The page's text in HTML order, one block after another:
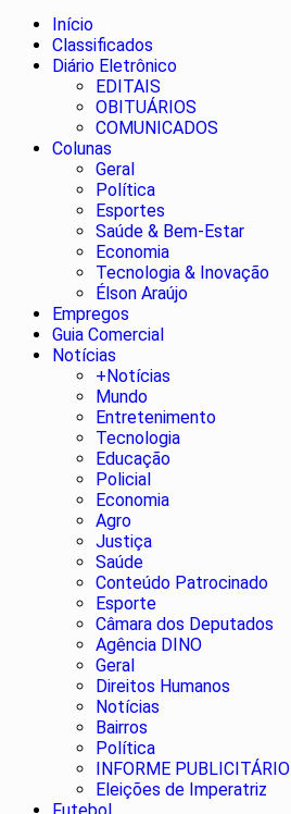
Início
Classificados
Diário Eletrônico
EDITAIS
OBITUÁRIOS
COMUNICADOS
Colunas
Geral
Política
Esportes
Saúde & Bem-Estar
Economia
Tecnologia & Inovação
Élson Araújo
Empregos
Guia Comercial
Notícias
+Notícias
Mundo
Entretenimento
Tecnologia
Educação
Policial
Economia
Agro
Justiça
Saúde
Conteúdo Patrocinado
Esporte
Câmara dos Deputados
Agência DINO
Geral
Direitos Humanos
Notícias
Bairros
Política
INFORME PUBLICITÁRIO
Eleições de Imperatriz